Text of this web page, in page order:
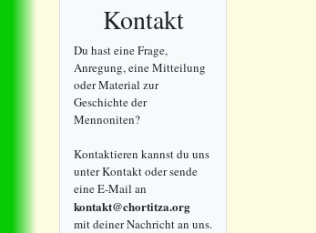
Kontakt
Du hast eine Frage,
Anregung, eine Mitteilung
oder Material zur
Geschichte der
Mennoniten?
Kontaktieren kannst du uns
unter Kontakt oder sende
eine E-Mail an
kontakt@chortitza.org
mit deiner Nachricht an uns.